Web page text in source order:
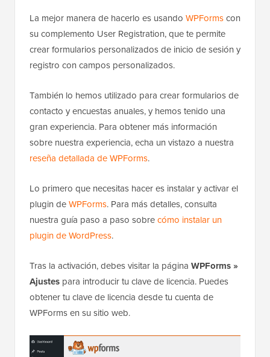
La mejor manera de hacerlo es usando WPFormscon
su complemento User Registration, que te permite
crear formularios personalizados de inicio de sesión y
registro con campos personalizados.
También lo hemos utilizado para crear formularios de
contacto y encuestas anuales, y hemos tenido una
gran experiencia. Para obtener más información
sobre nuestra experiencia, echa un vistazo a nuestra
reseña detallada de WPForms.
Lo primero que necesitas hacer es instalar y activar el
plugin deWPForms. Para más detalles, consulta
nuestra guía paso a paso sobrecómo instalar un
plugin de WordPress.
Tras la activación, debes visitar la página WPForms »
Ajustes para introducir tu clave de licencia. Puedes
obtener tu clave de licencia desde tu cuenta de
WPForms en su sitio web.